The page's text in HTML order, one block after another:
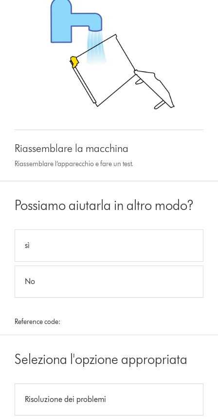
Riassemblare la macchina
Riassemblare l’apparecchio e fare un test.
Possiamo aiutarla in altro modo?
sì
No
Reference code:
Seleziona l'opzione appropriata
Risoluzione dei problemi